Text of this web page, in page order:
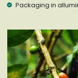
Packaging in